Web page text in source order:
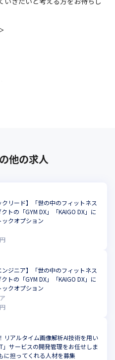
他の求人
クリード】「世の中のフィットネス
トの「GYM DX」「KAIGO DX」に
クオプション
ンジニア】「世の中のフィットネス
トの「GYM DX」「KAIGO DX」に
クオプション
リアルタイム画像解析AI技術を用い
サービスの開発管理をお任せしま
に担ってくれる人材を募集